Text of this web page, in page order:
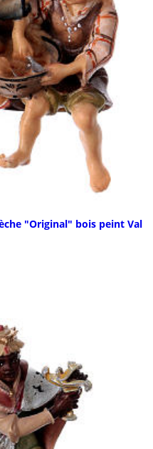
"Original" bois peint Val